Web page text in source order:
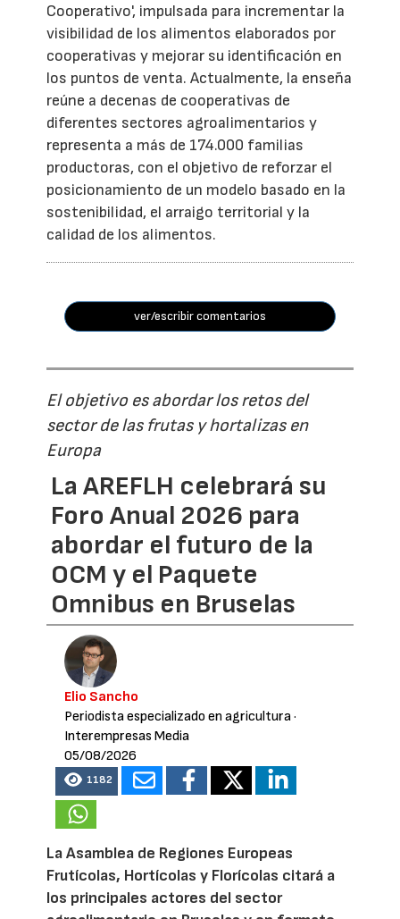
Cooperativo', impulsada para incrementar la
visibilidad de los alimentos elaborados por
cooperativas y mejorar su identificación en
los puntos de venta. Actualmente, la enseña
reúne a decenas de cooperativas de
diferentes sectores agroalimentarios y
representa a más de 174.000 familias
productoras, con el objetivo de reforzar el
posicionamiento de un modelo basado en la
sostenibilidad, el arraigo territorial y la
calidad de los alimentos.
ver/escribir comentarios
El objetivo es abordar los retos del
sector de las frutas y hortalizas en
Europa
La AREFLH celebrará su
Foro Anual 2026 para
abordar el futuro de la
OCM y el Paquete
Omnibus en Bruselas
Elio Sancho
Periodista especializado en agricultura·
Interempresas Media
05/08/2026
1182
La Asamblea de Regiones Europeas
Frutícolas, Hortícolas y Florícolas citará a
los principales actores del sector